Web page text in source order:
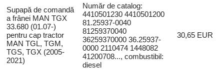
Supapă de comandă
a frânei MAN TGX
33.680 (01.07-)
pentru cap tractor
MAN TGL, TGM,
TGS, TGX (2005-
2021)
Număr de catalog:
4410501230 4410501200
81.25937-0040
81259370040
36259370000 36.25937-
0000 2110474 1448082
41200708..., combustibil:
diesel
30,65 EUR